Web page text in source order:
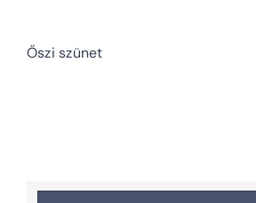
Őszi szünet